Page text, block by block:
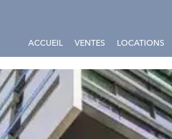
ACCUEIL VENTES LOCATIONS